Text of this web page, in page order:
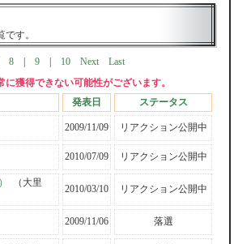
す。
8| 9| 10 Next
Last
獲得できない可能性がございます。
発表日 ステータス
2009/11/09 リアクション公開中
2010/07/09 リアクション公開中
（大里
2010/03/10 リアクション公開中
2009/11/06 落選